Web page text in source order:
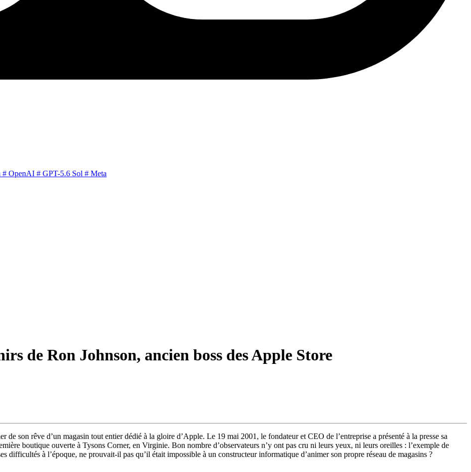
# OpenAI # GPT-5.6 Sol # Meta
de Ron Johnson, ancien boss des Apple Store
de son rêve d’un magasin tout entier dédié à la gloire d’Apple. Le 19 mai 2001, le fondateur et CEO de l’entreprise a présenté à la presse sa
boutique ouverte à Tysons Corner, en Virginie. Bon nombre d’observateurs n’y ont pas cru ni leurs yeux, ni leurs oreilles : l’exemple de
difficultés à l’époque, ne prouvait-il pas qu’il était impossible à un constructeur informatique d’animer son propre réseau de magasins ?